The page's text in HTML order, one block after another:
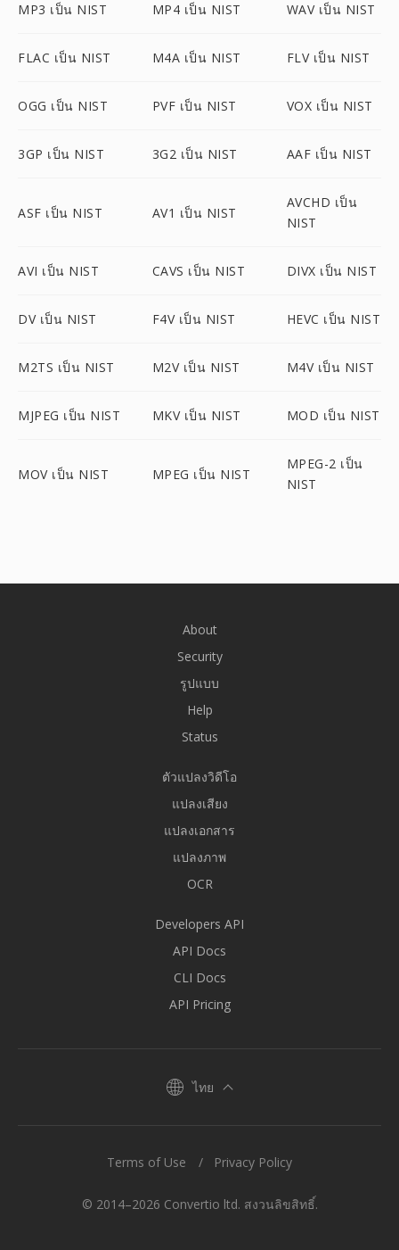
MP3 เป็น NIST MP4 เป็น NIST WAV เป็น NIST
FLAC เป็น NIST M4A เป็น NIST FLV เป็น NIST
OGG เป็น NIST PVF เป็น NIST VOX เป็น NIST
3GP เป็น NIST 3G2 เป็น NIST AAF เป็น NIST
ASF เป็น NIST AV1 เป็น NIST
AVCHD เป็น
NIST
AVI เป็น NIST CAVS เป็น NIST DIVX เป็น NIST
DV เป็น NIST F4V เป็น NIST HEVC เป็น NIST
M2TS เป็น NIST M2V เป็น NIST M4V เป็น NIST
MJPEG เป็น NIST MKV เป็น NIST MOD เป็น NIST
MOV เป็น NIST MPEG เป็น NIST
MPEG-2 เป็น
NIST
About
Security
รูปแบบ
Help
Status
ตัวแปลงวิดีโอ
แปลงเสียง
แปลงเอกสาร
แปลงภาพ
OCR
Developers API
API Docs
CLI Docs
API Pricing
ไทย
© 2014–2026 Convertio ltd. สงวนลิขสิทธิ์.
Terms of Use Privacy Policy